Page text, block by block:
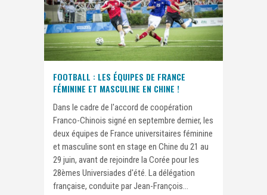
FOOTBALL : LES ÉQUIPES DE FRANCE
FÉMININE ET MASCULINE EN CHINE !
Dans le cadre de l'accord de coopération
Franco-Chinois signé en septembre dernier, les
deux équipes de France universitaires féminine
et masculine sont en stage en Chine du 21 au
29 juin, avant de rejoindre la Corée pour les
28èmes Universiades d'été. La délégation
française, conduite par Jean-François...